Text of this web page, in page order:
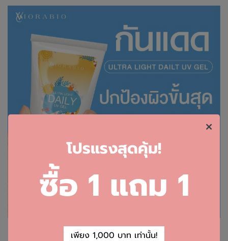
ความสำคัญของครีมกันแดด
โปรแรงสุดคุ้ม!
ซื้อ 1 แถม 1
เพียง 1,000 บาท เท่านั้น!